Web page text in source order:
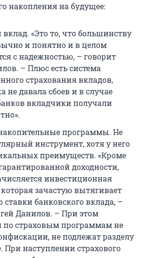
накопления на будущее:
«Это то, что большинству
и понятно и в целом
с надежностью, – говорит
– Плюс есть система
страхования вкладов,
не давала сбоев и в случае
вкладчики получали
программы. Не
инструмент, хотя у него
преимуществ. «Кроме
доходности,
инвестиционная
которая зачастую вытягивает
ставки банковского вклада, –
Данилов. – При этом
по страховым программам не
не подлежат разделу
При наступлении страхового